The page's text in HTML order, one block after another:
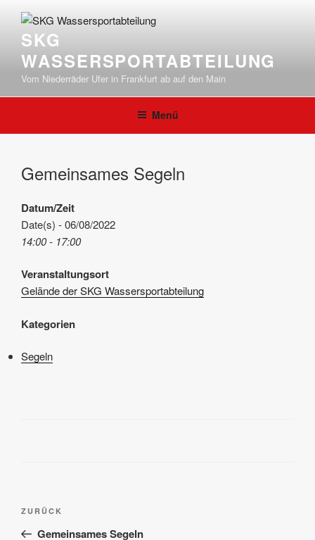
Inhalt
springenSKG
WASSERSPORTABTEILUNG
Vom Niederräder Ufer in Frankfurt ab auf den Main
Menü
Gemeinsames Segeln
Datum/Zeit
Date(s) - 06/08/2022
14:00 - 17:00
Veranstaltungsort
Gelände der SKG Wassersportabteilung
Kategorien
Segeln
Beitragsnavigation
Vorheriger
Beitrag
ZURÜCK
Gemeinsames Segeln